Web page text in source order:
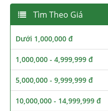
Tìm Theo Giá
Dưới 1,000,000 đ
1,000,000 - 4,999,999 đ
5,000,000 - 9,999,999 đ
10,000,000 - 14,999,999 đ